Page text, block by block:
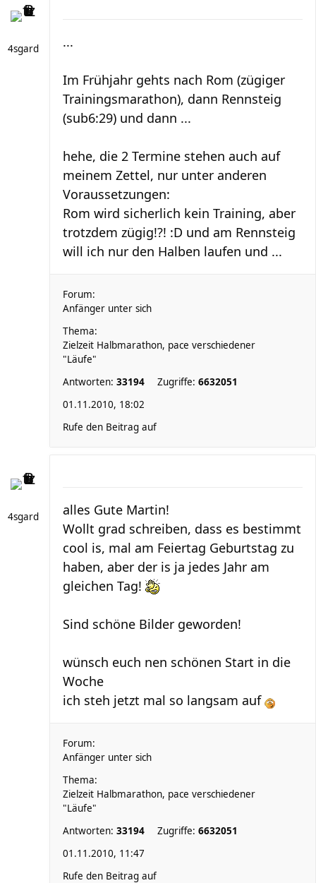
4sgard ...
Im Frühjahr gehts nach Rom (zügiger
Trainingsmarathon), dann Rennsteig
(sub6:29) und dann ...
hehe, die 2 Termine stehen auch auf
meinem Zettel, nur unter anderen
Voraussetzungen:
Rom wird sicherlich kein Training, aber
trotzdem zügig!?! :D und am Rennsteig
will ich nur den Halben laufen und ...
Forum:
Anfänger unter sich
Thema:
Zielzeit Halbmarathon, pace verschiedener
"Läufe"
Antworten: 33194 Zugriffe: 6632051
01.11.2010, 18:02
Rufe den Beitrag auf
4sgard
alles Gute Martin!
Wollt grad schreiben, dass es bestimmt
cool is, mal am Feiertag Geburtstag zu
haben, aber der is ja jedes Jahr am
gleichen Tag!
Sind schöne Bilder geworden!
wünsch euch nen schönen Start in die
Woche
ich steh jetzt mal so langsam auf
Forum:
Anfänger unter sich
Thema:
Zielzeit Halbmarathon, pace verschiedener
"Läufe"
Antworten: 33194 Zugriffe: 6632051
01.11.2010, 11:47
Rufe den Beitrag auf